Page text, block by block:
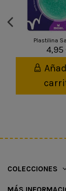
Plastilina
4,95
COLECCIONES